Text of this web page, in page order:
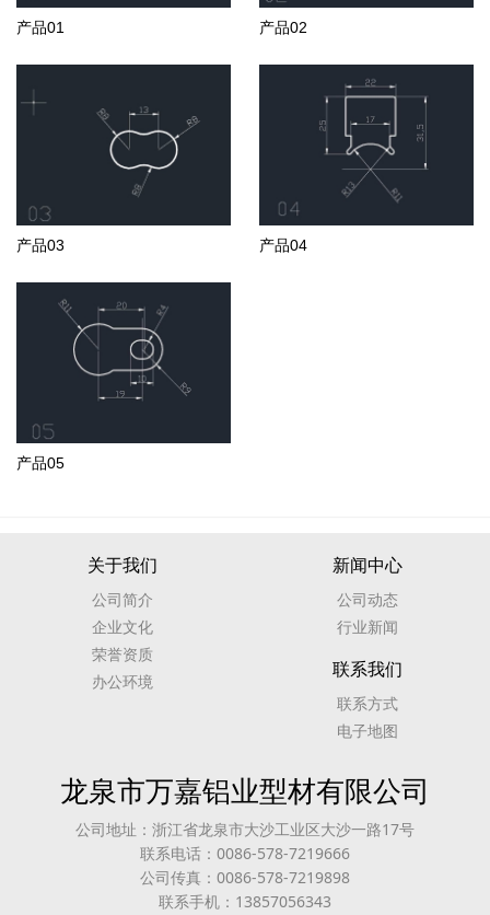
产品01 产品02
产品03 产品04
产品05
关于我们
公司简介
企业文化
荣誉资质
办公环境
新闻中心
公司动态
行业新闻
联系我们
联系方式
电子地图
龙泉市万嘉铝业型材有限公司
公司地址：浙江省龙泉市大沙工业区大沙一路17号
联系电话：0086-578-7219666
公司传真：0086-578-7219898
联系手机：13857056343